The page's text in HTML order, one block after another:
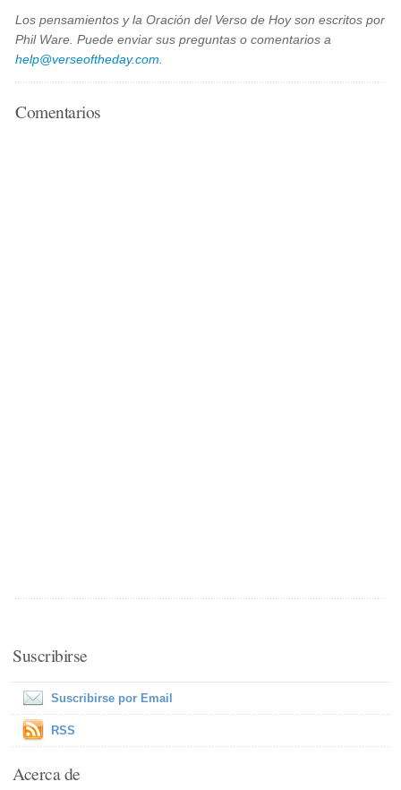
Los pensamientos y la Oración del Verso de Hoy son escritos por
Phil Ware. Puede enviar sus preguntas o comentarios a
help@verseoftheday.com
Comentarios
Suscribirse
Suscribirse por Email
RSS
Acerca de